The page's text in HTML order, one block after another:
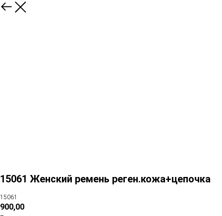
15061 Женский ремень реген.кожа+цепочка
15061
900,00